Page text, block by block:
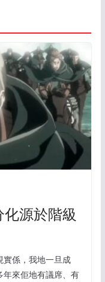
源於階級
實係，我地一旦成
來佢地有議席、有